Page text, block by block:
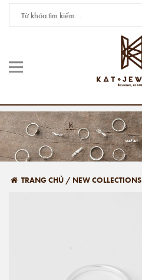
TRANG CHỦ / NEW COLLECTIONS